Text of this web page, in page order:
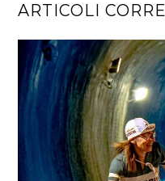
ARTICOLI